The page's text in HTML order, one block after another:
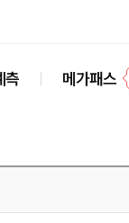
측 메가패스